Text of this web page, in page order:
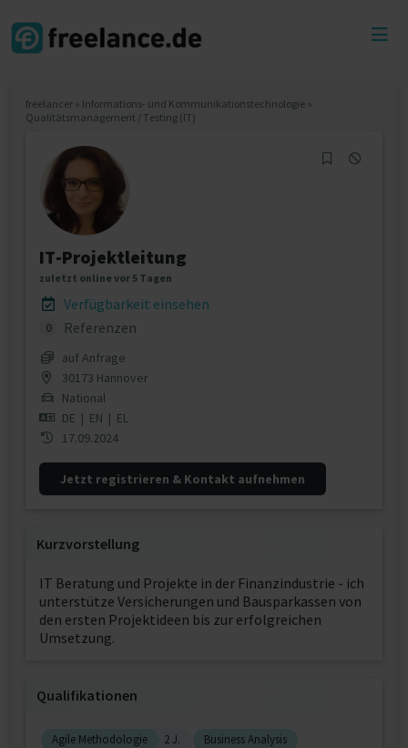
freelancer » Informations- und Kommunikationstechnologie »
Qualitätsmanagement / Testing (IT)
IT-Projektleitung
zuletzt online vor 5 Tagen
Verfügbarkeit einsehen
0 Referenzen
auf Anfrage
30173 Hannover
National
DE | EN | EL
17.09.2024
Jetzt registrieren & Kontakt aufnehmen
Kurzvorstellung
IT Beratung und Projekte in der Finanzindustrie - ich
unterstütze Versicherungen und Bausparkassen von
den ersten Projektideen bis zur erfolgreichen
Umsetzung.
Qualifikationen
Agile Methodologie 2 J.
Business Analysis